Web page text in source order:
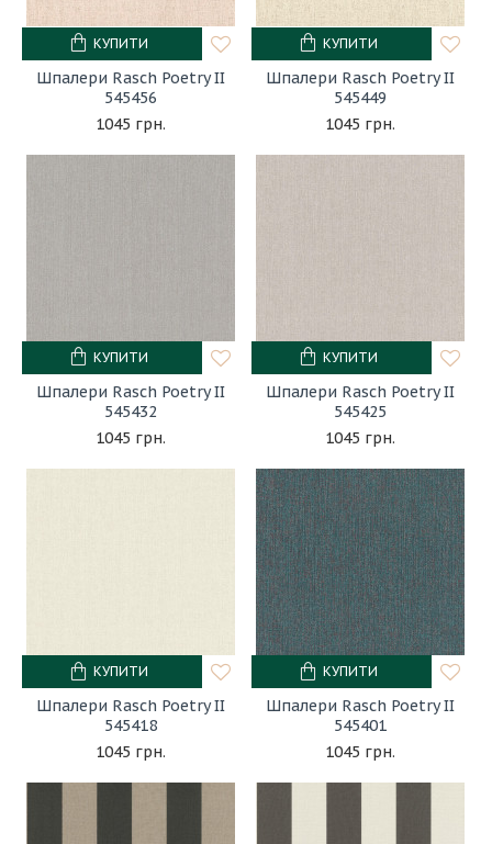
Шпалери Rasch Poetry II
545456
1045 грн.
КУПИТИ
Шпалери Rasch Poetry II
545449
1045 грн.
КУПИТИ
Шпалери Rasch Poetry II
545432
1045 грн.
КУПИТИ
Шпалери Rasch Poetry II
545425
1045 грн.
КУПИТИ
Шпалери Rasch Poetry II
545418
1045 грн.
КУПИТИ
Шпалери Rasch Poetry II
545401
1045 грн.
КУПИТИ